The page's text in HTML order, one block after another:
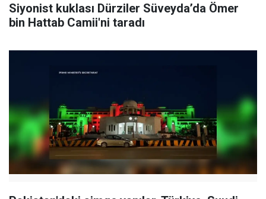
Siyonist kuklası Dürziler Süveyda’da Ömer
bin Hattab Camii'ni taradı